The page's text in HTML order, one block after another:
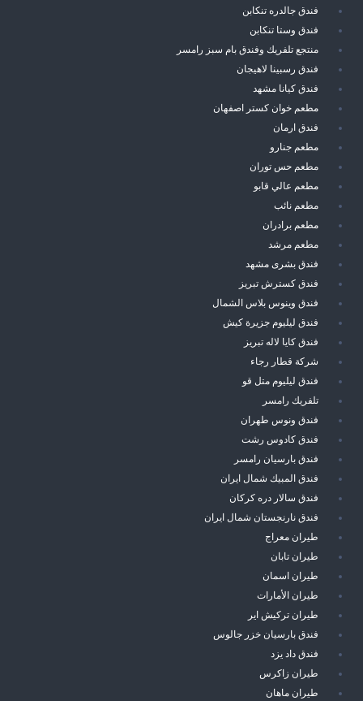
فندق جالدره تنكابن
فندق وستا تنكابن
منتجع تلفريك وفندق بام سبز رامسر
فندق رسبينا لاهيجان
فندق كيانا مشهد
مطعم خوان كستر اصفهان
فندق ارمان
مطعم جنارو
مطعم حس توران
مطعم عالي قابو
مطعم نائب
مطعم برادران
مطعم مرشد
فندق بشرى مشهد
فندق كسترش تبريز
فندق وينوس بلاس الشمال
فندق ليليوم جزيرة كيش
فندق كايا لاله تبريز
شركة قطار رجاء
فندق ليليوم متل قو
تلفريك رامسر
فندق ونوس طهران
فندق كادوس رشت
فندق بارسيان رامسر
فندق المبيك شمال ايران
فندق سالار دره كركان
فندق نارنجستان شمال ايران
طيران معراج
طيران تابان
طيران اسمان
طيران الأمارات
طيران تركيش اير
فندق بارسيان خزر جالوس
فندق داد يزد
طيران زاكرس
طيران ماهان